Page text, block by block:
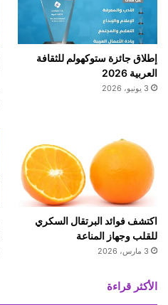
إطلاق جائزة ستوكهولم للثقافة
العربية 2026
3 يونيو، 2026
اكتشف فوائد البرتقال السكري
للقلب وجهاز المناعة
3 مارس، 2026
الأكثر قراءة